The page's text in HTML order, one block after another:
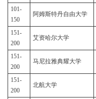
101-
150
阿姆斯特丹自由大学
151-
200
艾资哈尔大学
151-
200
马尼拉雅典耀大学
151-
200
北航大学